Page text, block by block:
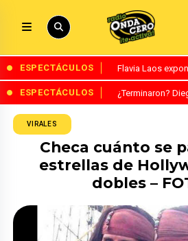
ESPECTÁCULOS Flavia Laos
ESPECTÁCULOS ¿Terminaron?
VIRALES
Checa cuánto se
estrellas de
dobles –